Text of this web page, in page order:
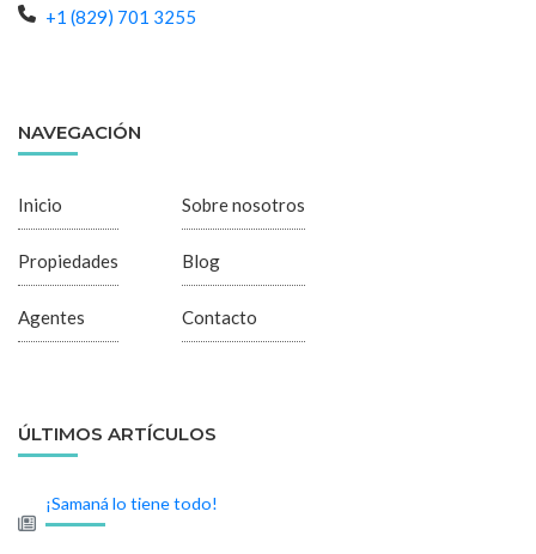
+1 (829) 701 3255
NAVEGACIÓN
Inicio
Propiedades
Agentes
Sobre nosotros
Blog
Contacto
ÚLTIMOS ARTÍCULOS
¡Samaná lo tiene todo!